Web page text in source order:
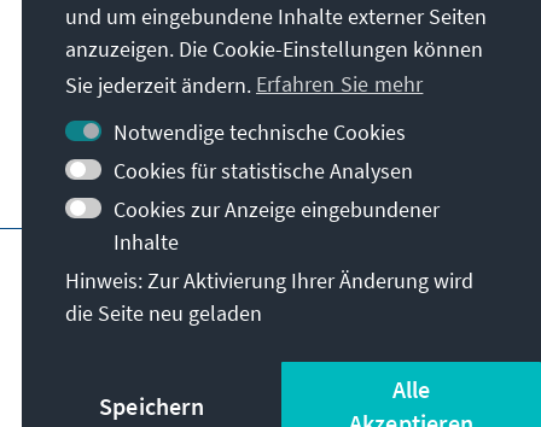
Anschrift
Kontakt
Besuchen Sie auch
Hauptseite der KAS
Nutzungsbedingungen
Erklärung zur Barrierefreiheit
© Konrad-Adenauer-Stiftung e.V. 2026
und um eingebundene Inhalte externer Seiten
anzuzeigen. Die Cookie-Einstellungen können
Sie jederzeit ändern. Erfahren Sie mehr
Notwendige technische Cookies
Cookies für statistische Analysen
Cookies zur Anzeige eingebundener
Inhalte
Hinweis: Zur Aktivierung Ihrer Änderung wird
die Seite neu geladen
Speichern
Alle